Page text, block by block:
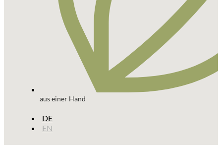
aus einer Hand
DE
EN